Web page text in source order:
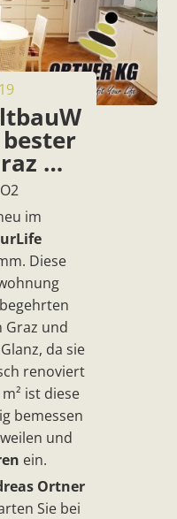
…
im
Diese
und
da sie
renoviert
ist diese
bemessen
und
ein.
Ortner
Sie bei